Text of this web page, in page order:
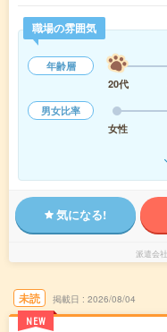
職場の雰囲気
年齢層
20代
男女比率
女性
気になる!
派遣会社
未読
NEW
掲載日 2026/08/04